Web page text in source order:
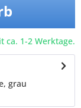
ca. 1-2 Werktage.
grau